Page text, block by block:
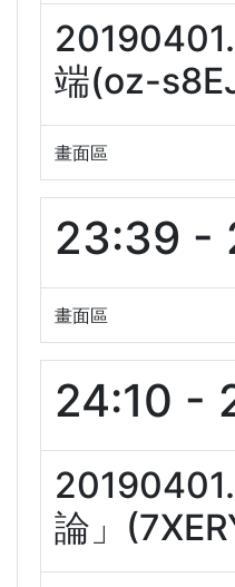
端(oz-
畫面區
23:39 -
畫面區
24:10 -
論」